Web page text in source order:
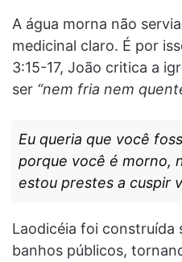
A água morna não
medicinal claro. É por
3:15-17, João critica a
ser “nem fria nem
Eu queria que você
porque você é morno,
estou prestes a cuspir
Laodicéia foi construída
banhos públicos,